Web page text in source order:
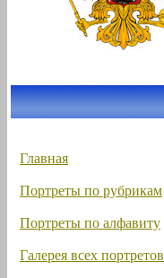
Главная
Портреты по рубрикам
Портреты по алфавиту
Галерея всех портретов